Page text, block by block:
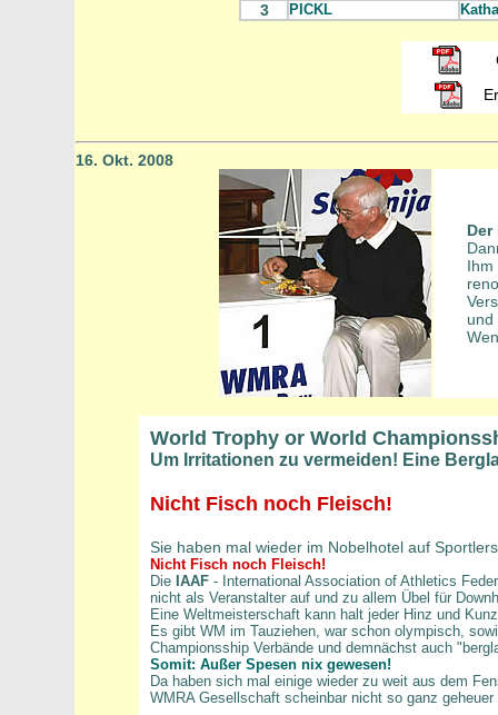
3 PICKL
16. Okt. 2008
Der
Ihm
und
World Trophy or World
Um Irritationen zu vermeiden! Eine
Nicht Fisch noch Fleisch!
Sie haben mal wieder im Nobelhotel auf
Nicht Fisch noch Fleisch!
Die IAAF - International Association of Athletics
nicht als Veranstalter auf und zu allem Übel für
Eine Weltmeisterschaft kann halt jeder Hinz und
Es gibt WM im Tauziehen, war schon olympisch,
Championsship Verbände und demnächst auch
Somit: Außer Spesen nix gewesen!
Da haben sich mal einige wieder zu weit aus dem
WMRA Gesellschaft scheinbar nicht so ganz